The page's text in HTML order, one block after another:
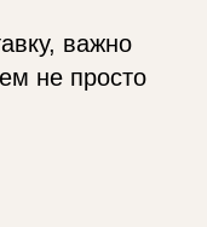
важно
не просто